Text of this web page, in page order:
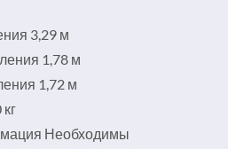
3,29 м
1,78 м
1,72 м
Необходимы